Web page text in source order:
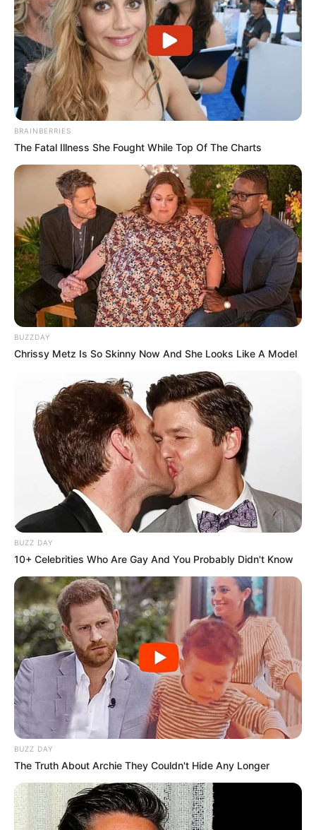
BRAINBERRIES
The Fatal Illness She Fought While Top Of The Charts
BUZZDAY
Chrissy Metz Is So Skinny Now And She Looks Like A Model
BUZZ DAY
10+ Celebrities Who Are Gay And You Probably Didn't Know
BUZZ DAY
The Truth About Archie They Couldn't Hide Any Longer